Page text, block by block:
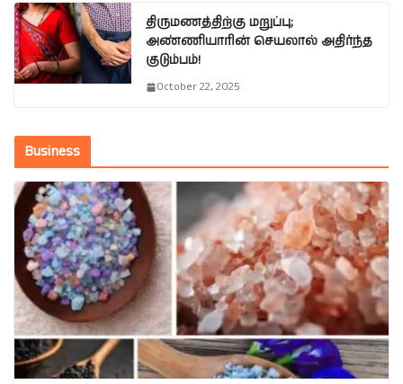
திருமணத்திற்கு மறுப்பு;
அண்ணியாரின் செயலால் அதிர்ந்த
குடும்பம்!
October 22, 2025
Business